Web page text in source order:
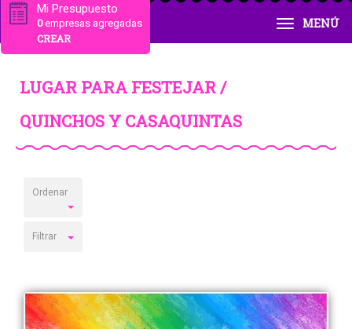
MENÚ
Mi Presupuesto
0empresas agregadas
CREAR
LUGAR PARA FESTEJAR /
QUINCHOS Y CASAQUINTAS
Ordenar
Filtrar